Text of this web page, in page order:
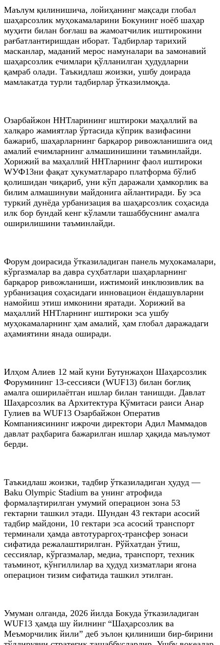
Маълум қилинишича, лойиҳанинг мақсади глобал
шаҳарсозлик муҳокамаларини Бокунинг ноёб шаҳар
муҳити билан боғлаш ва жамоатчилик иштирокини
рағбатлантиришдан иборат. Тадбирлар тарихий
масканлар, маданий мерос намуналари ва замонавий
шаҳарсозлик ечимлари қўлланилган ҳудудларни
қамраб олади. Таъкидлаш жоизки, ушбу доирада
мамлакатда турли тадбирлар ўтказилмоқда.
Озарбайжон ННТларининг иштироки маҳаллий ва
халқаро жамиятлар ўртасида кўприк вазифасини
бажариб, шаҳарларнинг барқарор ривожланишига оид
амалий ечимларнинг алмашинишини таъминлайди.
Хорижий ва маҳаллий ННТларнинг фаол иштироки
WУФ13ни фақат ҳукуматлараро платформа бўлиб
қолишидан чиқариб, уни кўп даражали ҳамкорлик ва
билим алмашинуви майдонига айлантиради. Бу эса
туркий дунёда урбанизация ва шаҳарсозлик соҳасида
илк бор бундай кенг кўламли ташаббуснинг амалга
оширилишини таъминлайди.
Форум доирасида ўтказиладиган панель муҳокамалари,
кўргазмалар ва давра суҳбатлари шаҳарларнинг
барқарор ривожланиши, ижтимоий инклюзивлик ва
урбанизация соҳасидаги инновацион ёндашувларни
намойиш этиш имконини яратади. Хорижий ва
маҳаллий ННТларнинг иштироки эса ушбу
муҳокамаларнинг ҳам амалий, ҳам глобал даражадаги
аҳамиятини янада оширади.
Илҳoм Алиев 12 май куни Бутунжаҳон Шаҳарсозлик
Форумининг 13-сессияси (WUF13) билан боғлиқ
амалга оширилаётган ишлар билан танишди. Давлат
Шаҳарсозлик ва Архитектура Қўмитаси раиси Анар
Гулиев ва WUF13 Озарбайжон Оператив
Компаниясининг ижрочи директори Адил Маммадов
давлат раҳбарига бажарилган ишлар ҳақида маълумот
берди.
Таъкидлаш жоизки, тадбир ўтказиладиган ҳудуд —
Baku Olympic Stadium ва унинг атрофида
формалаşтирилган умумий операцион зона 53
гектарни ташкил этади. Шундан 43 гектари асосий
тадбир майдони, 10 гектари эса асосий транспорт
терминали ҳамда автотураргоҳ-трансфер зонаси
сифатида режалаштирилган. Рўйхатдан ўтиш,
сессиялар, кўргазмалар, медиа, транспорт, техник
таъминот, кўнгиллилар ва ҳудуд хизматлари ягона
операцион тизим сифатида ташкил этилган.
Умуман олганда, 2026 йилда Бокуда ўтказиладиган
WUF13 ҳамда шу йилнинг “Шаҳарсозлик ва
Меъморчилик йили” деб эълон қилиниши бир-бирини